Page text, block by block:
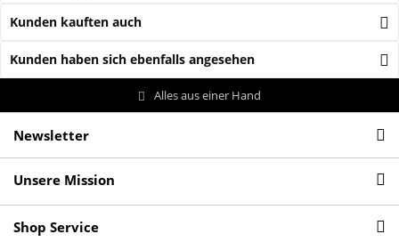
Kunden kauften auch
Kunden haben sich ebenfalls angesehen
Alles aus einer Hand
Newsletter
Unsere Mission
Shop Service